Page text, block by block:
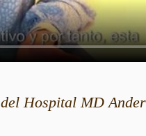
del Hospital MD